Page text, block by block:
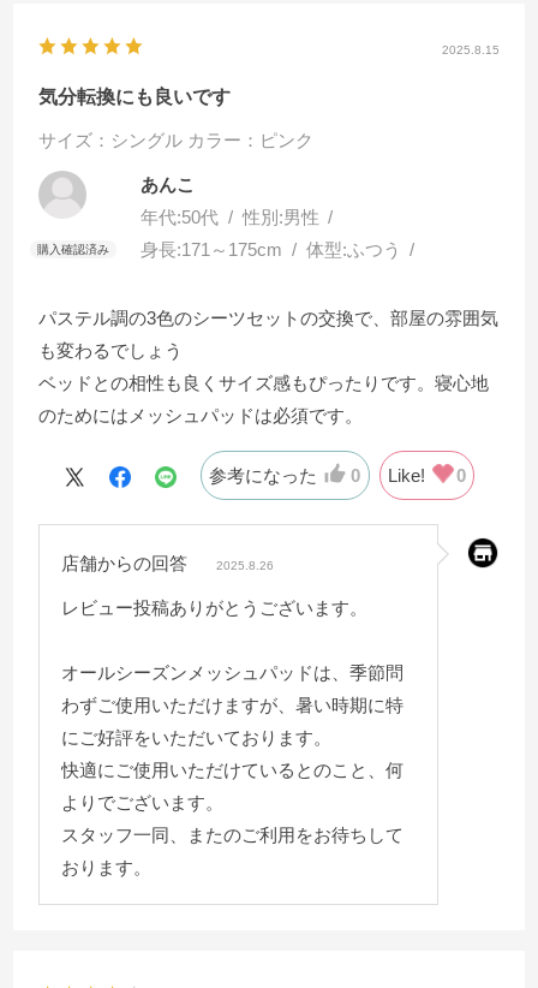
2025.8.15
気分転換にも良いです
サイズ：シングル カラー：ピンク
あんこ
年代:50代 性別:男性
身長:171～175cm 体型:ふつう
パステル調の3色のシーツセットの交換で、部屋の雰囲気
も変わるでしょう
ベッドとの相性も良くサイズ感もぴったりです。寝心地
のためにはメッシュパッドは必須です。
参考になった 0 Like! 0
店舗からの回答 2025.8.26
レビュー投稿ありがとうございます。
オールシーズンメッシュパッドは、季節問
わずご使用いただけますが、暑い時期に特
にご好評をいただいております。
快適にご使用いただけているとのこと、何
よりでございます。
スタッフ一同、またのご利用をお待ちして
おります。